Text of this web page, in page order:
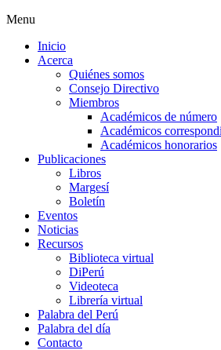
Menu
Inicio
Acerca
Quiénes somos
Consejo Directivo
Miembros
Académicos de número
Académicos
Académicos honorarios
Publicaciones
Libros
Margesí
Boletín
Eventos
Noticias
Recursos
Biblioteca virtual
DiPerú
Videoteca
Librería virtual
Palabra del Perú
Palabra del día
Contacto